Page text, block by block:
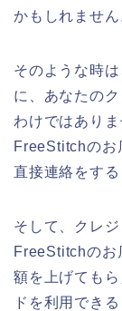
かもしれません
そのような時
に、あなたの
わけではあり
FreeStitchのお
直接連絡をす
そして、クレ
FreeStitchのお
額を上げても
ドを利用でき